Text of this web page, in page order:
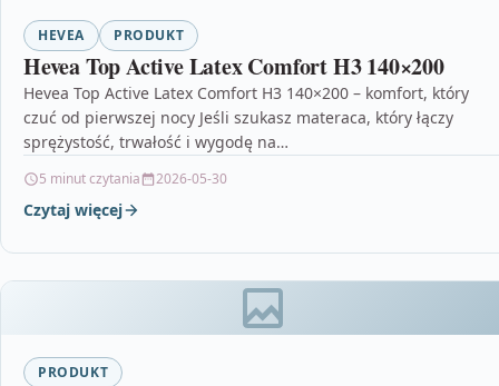
HEVEA PRODUKT
Hevea Top Active Latex Comfort H3 140×200
Hevea Top Active Latex Comfort H3 140×200 – komfort, który
czuć od pierwszej nocy Jeśli szukasz materaca, który łączy
sprężystość, trwałość i wygodę na…
5 minut czytania 2026-05-30
Czytaj więcej
PRODUKT